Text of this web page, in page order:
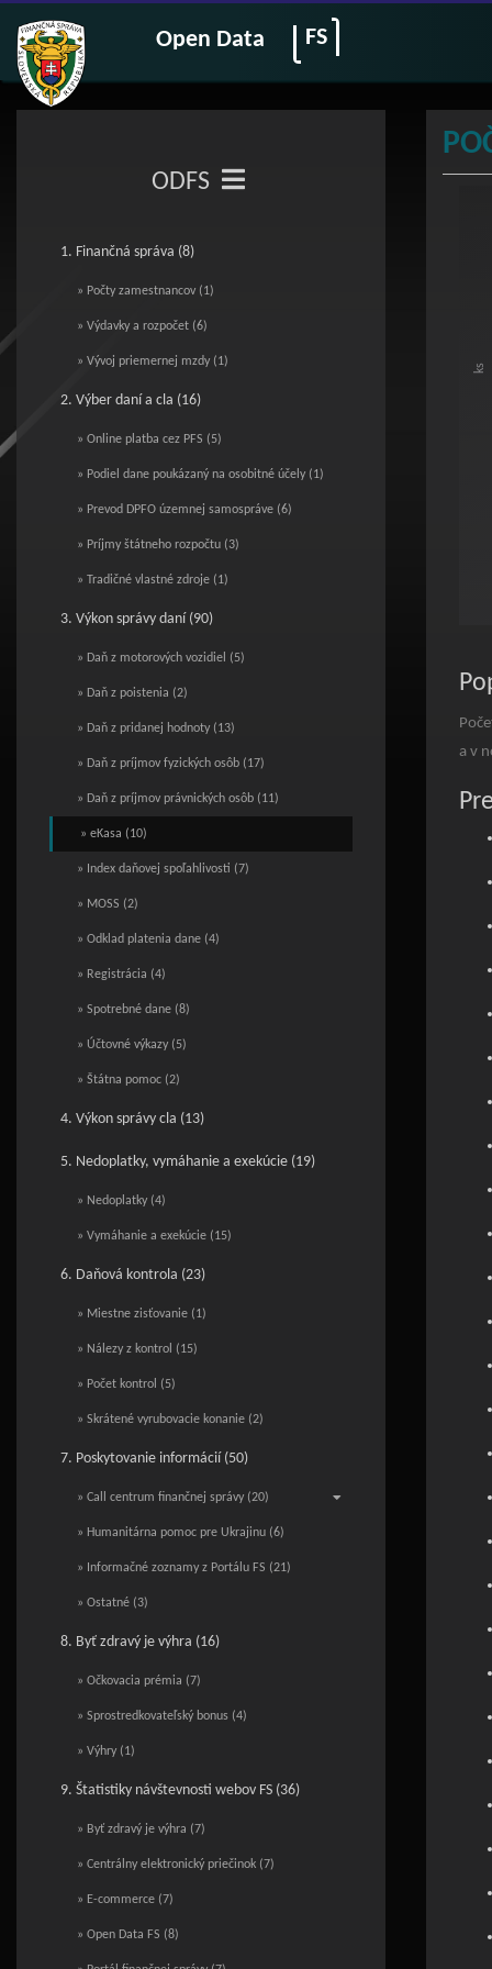
Open Data FS
ODFS
1. Finančná správa (8)
» Počty zamestnancov (1)
» Výdavky a rozpočet (6)
» Vývoj priemernej mzdy (1)
2. Výber daní a cla (16)
» Online platba cez PFS (5)
» Podiel dane poukázaný na osobitné účely (1)
» Prevod DPFO územnej samospráve (6)
» Príjmy štátneho rozpočtu (3)
» Tradičné vlastné zdroje (1)
3. Výkon správy daní (90)
» Daň z motorových vozidiel (5)
» Daň z poistenia (2)
» Daň z pridanej hodnoty (13)
» Daň z príjmov fyzických osôb (17)
» Daň z príjmov právnických osôb (11)
» eKasa (10)
» Index daňovej spoľahlivosti (7)
» MOSS (2)
» Odklad platenia dane (4)
» Registrácia (4)
» Spotrebné dane (8)
» Účtovné výkazy (5)
» Štátna pomoc (2)
4. Výkon správy cla (13)
5. Nedoplatky, vymáhanie a exekúcie (19)
» Nedoplatky (4)
» Vymáhanie a exekúcie (15)
6. Daňová kontrola (23)
» Miestne zisťovanie (1)
» Nálezy z kontrol (15)
» Počet kontrol (5)
» Skrátené vyrubovacie konanie (2)
7. Poskytovanie informácií (50)
» Call centrum finančnej správy (20)
» Humanitárna pomoc pre Ukrajinu (6)
» Informačné zoznamy z Portálu FS (21)
» Ostatné (3)
8. Byť zdravý je výhra (16)
» Očkovacia prémia (7)
» Sprostredkovateľský bonus (4)
» Výhry (1)
9. Štatistiky návštevnosti webov FS (36)
» Byť zdravý je výhra (7)
» Centrálny elektronický priečinok (7)
» E-commerce (7)
» Open Data FS (8)
ks
a v